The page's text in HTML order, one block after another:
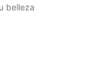
belleza